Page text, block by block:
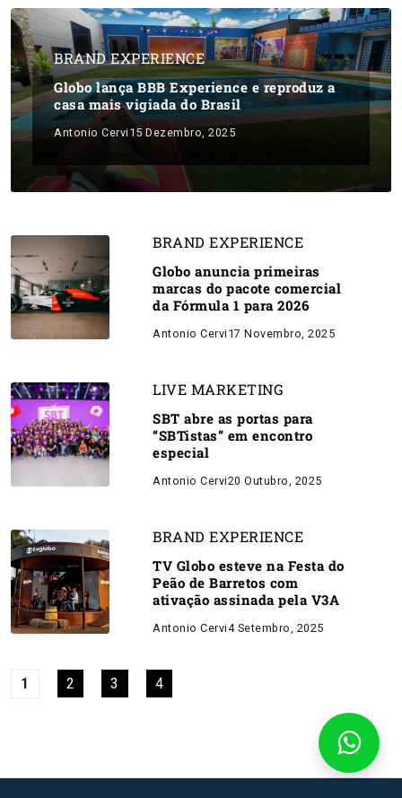
BRAND EXPERIENCE
Globo lança BBB Experience e reproduz a
casa mais vigiada do Brasil
Antonio Cervi 15 Dezembro, 2025
BRAND EXPERIENCE
Globo anuncia primeiras
marcas do pacote comercial
da Fórmula 1 para 2026
Antonio Cervi 17 Novembro, 2025
LIVE MARKETING
SBT abre as portas para
“SBTistas” em encontro
especial
Antonio Cervi20 Outubro, 2025
BRAND EXPERIENCE
TV Globo esteve na Festa do
Peão de Barretos com
ativação assinada pela V3A
Antonio Cervi4 Setembro, 2025
1 2 3 4